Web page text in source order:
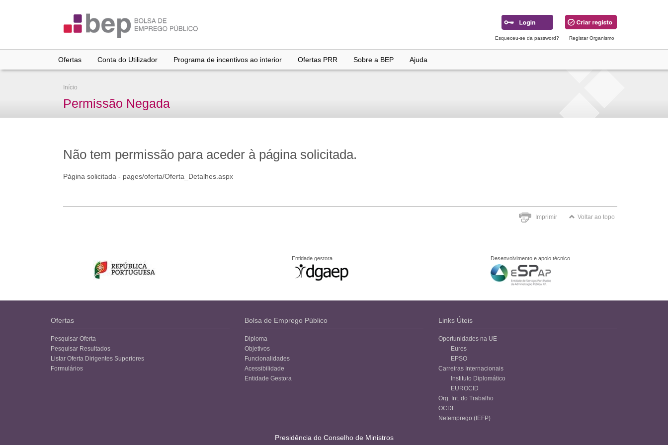
Esqueceu-se da password? Registar Organismo
Ofertas Conta do Utilizador Programa de incentivos ao interior Ofertas PRR Sobre a BEP Ajuda
Início
Permissão Negada
Não tem permissão para aceder à página solicitada.
Página solicitada - pages/oferta/Oferta_Detalhes.aspx
Imprimir Voltar ao topo
Entidade gestora Desenvolvimento e apoio técnico
Ofertas
Pesquisar Oferta
Pesquisar Resultados
Listar Oferta Dirigentes Superiores
Formulários
Bolsa de Emprego Público
Diploma
Objetivos
Funcionalidades
Acessibilidade
Entidade Gestora
Links Úteis
Oportunidades na UE
Eures
EPSO
Carreiras Internacionais
Instituto Diplomático
EUROCID
Org. Int. do Trabalho
OCDE
Netemprego (IEFP)
Presidência do Conselho de Ministros